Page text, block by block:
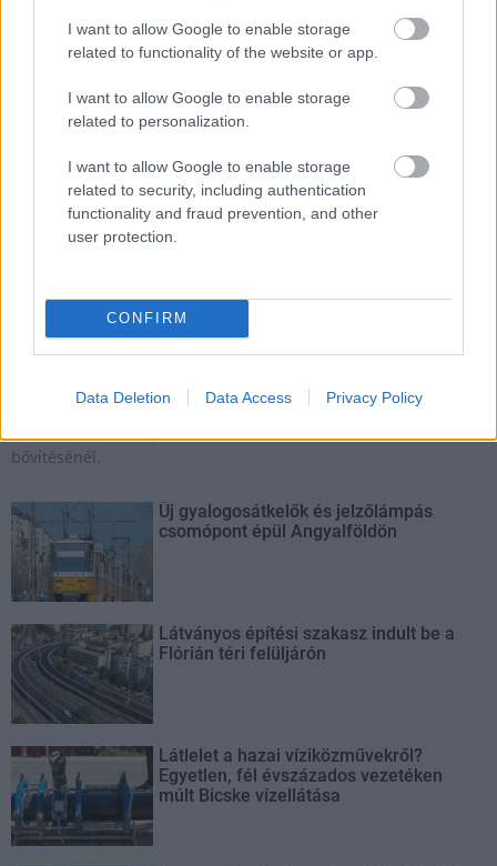
I want to allow Google to enable storage
related to functionality of the website or app.
I want to allow Google to enable storage
related to personalization.
I want to allow Google to enable storage
related to security, including authentication
functionality and fraud prevention, and other
user protection.
CONFIRM
Data Deletion Data Access Privacy Policy
csomópont
M1 bővítés: már zajlik a teljesen új Bicske Kelet
Tizenegy meglévő csomópontot korszerűsít és négy új,
különszintű csomópontot hoz létre az MKIF az M1-es
bővítésénél.
Új gyalogosátkelők és jelzőlámpás
csomópont épül Angyalföldön
Látványos építési szakasz indult be a
Flórián téri felüljárón
Látlelet a hazai víziközművekről?
Egyetlen, fél évszázados vezetéken
múlt Bicske vízellátása